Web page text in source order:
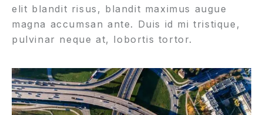
elit blandit risus, blandit maximus augue
magna accumsan ante. Duis id mi tristique,
pulvinar neque at, lobortis tortor.